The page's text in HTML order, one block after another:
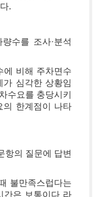
.
수를 조사·분석
에 비해 주차면수
심각한 상황임
수요를 충당시키
의 한계점이 나타
항의 질문에 답변
불만족스럽다는
간은 보통이다 라